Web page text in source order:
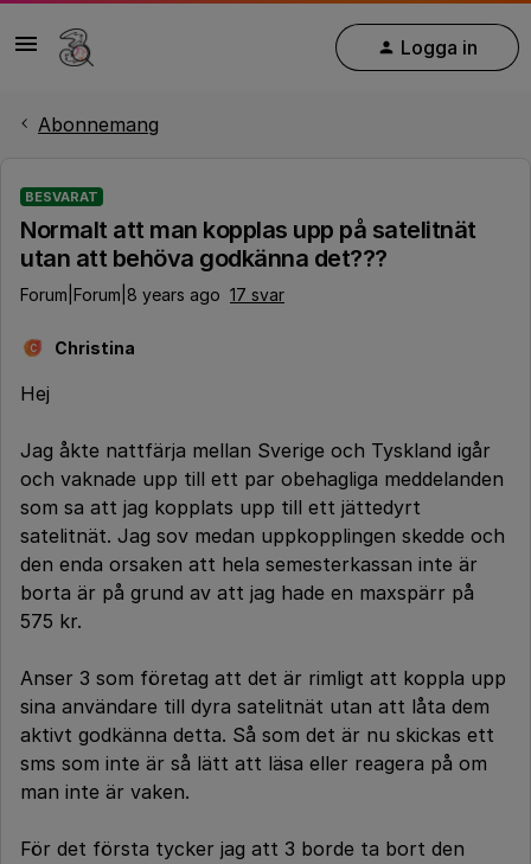
Logga in
Abonnemang
BESVARAT
Normalt att man kopplas upp på satelitnät
utan att behöva godkänna det???
Forum|Forum|8 years ago 17 svar
C Christina
Hej
Jag åkte nattfärja mellan Sverige och Tyskland igår
och vaknade upp till ett par obehagliga meddelanden
som sa att jag kopplats upp till ett jättedyrt
satelitnät. Jag sov medan uppkopplingen skedde och
den enda orsaken att hela semesterkassan inte är
borta är på grund av att jag hade en maxspärr på
575 kr.
Anser 3 som företag att det är rimligt att koppla upp
sina användare till dyra satelitnät utan att låta dem
aktivt godkänna detta. Så som det är nu skickas ett
sms som inte är så lätt att läsa eller reagera på om
man inte är vaken.
För det första tycker jag att 3 borde ta bort den